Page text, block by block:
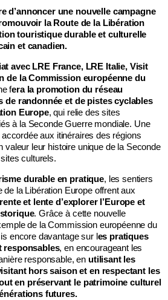
d’annoncer une nouvelle campagne
la Route de la Libération
touristique durable et culturelle
et canadien.
avec LRE France, LRE Italie, Visit
de la Commission européenne du
fera la promotion du réseau
de randonnée et de pistes cyclables
Europe, qui relie des sites
à la Seconde Guerre mondiale. Une
aux itinéraires des régions
valeur leur histoire unique de la Seconde
culturels.
durable en pratique, les sentiers
de la Libération Europe offrent aux
et lente d’explorer l’Europe et
. Grâce à cette nouvelle
de la Commission européenne du
encore davantage sur les pratiques
responsables, en encourageant les
responsable, en utilisant les
hors saison et en respectant les
en préservant le patrimoine culturel
futures.